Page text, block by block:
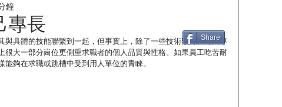
專長
鐘
與具體的技能聯繫到一起，但事實上，除了一些技術類崗位對於專
很大一部分崗位更側重求職者的個人品質與性格。如果員工吃苦耐
夠在求職或跳槽中受到用人單位的青睞。
Share